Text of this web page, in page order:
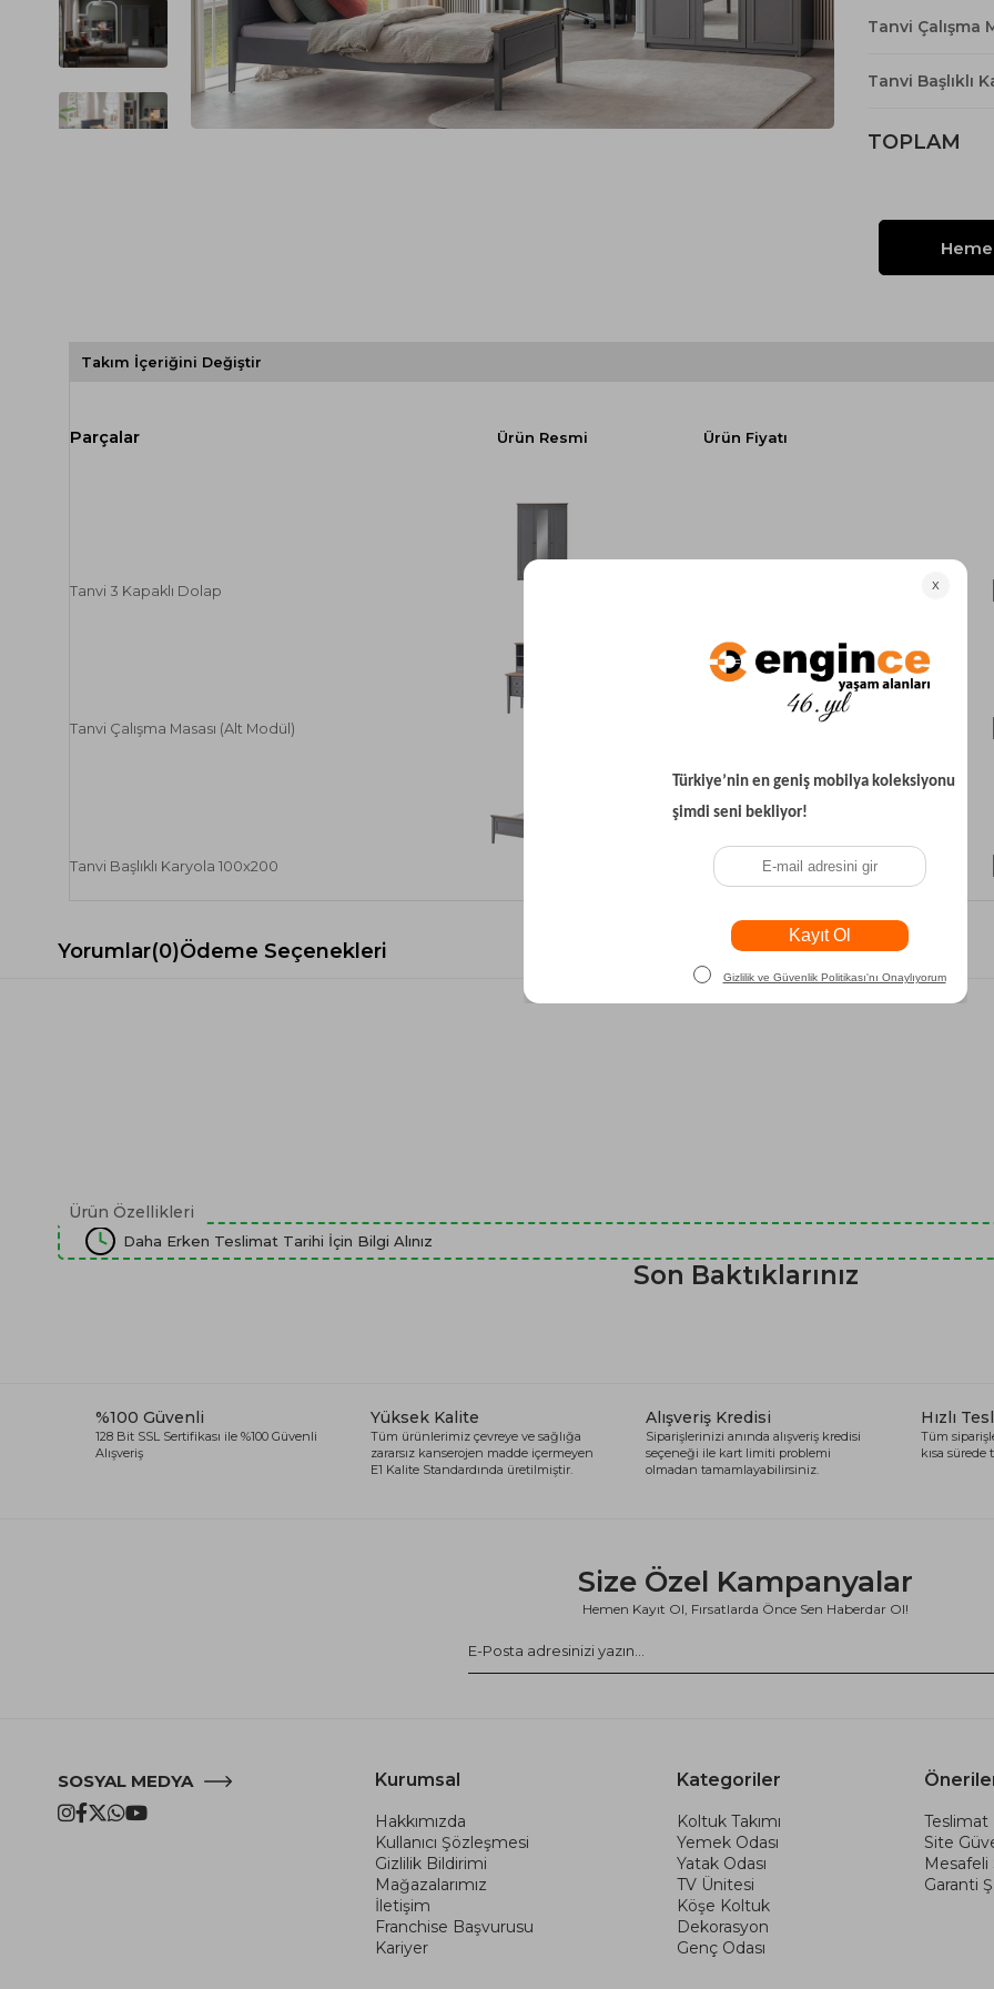
Spor Koltuk Takımı
Krem Koltuk Takımı
Gri Koltuk Takımı
Büro Koltuk Takımı
Gri TV Ünitesi
Beyaz TV Ünitesi
Siyah TV Ünitesi
Şömineli TV Ünitesi
Yataklı Koltuk
Köşe Koltuk
Tanvi Çalışma
Tanvi Başlıklı
TOPLAM
Takım İçeriğini Değiştir
Ürün Resmi Ürün Fiyatı
Tanvi 3 Kapaklı Dolap
Tanvi Çalışma Masası (Alt Modül)
Tanvi Başlıklı Karyola 100x200 ₺14.900
Yorumlar(0)Ödeme Seçenekleri
Ürün Özellikleri
Daha Erken Teslimat Tarihi İçin Bilgi Alınız
Son Baktıklarınız
%100 Güvenli
128 Bit SSL Sertifikası ile %100 Güvenli
Alışveriş
Yüksek Kalite
Tüm ürünlerimiz çevreye ve sağlığa
zararsız kanserojen madde içermeyen
E1 Kalite Standardında üretilmiştir.
Alışveriş Kredisi
Siparişlerinizi anında alışveriş kredisi
seçeneği ile kart limiti problemi
olmadan tamamlayabilirsiniz.
Hızlı
Tüm
kısa sürede
Size Özel Kampanyalar
Hemen Kayıt Ol, Fırsatlarda Önce Sen Haberdar Ol!
SOSYAL MEDYA Kurumsal
Hakkımızda
Kullanıcı Şözleşmesi
Gizlilik Bildirimi
Mağazalarımız
İletişim
Franchise Başvurusu
Kariyer
Kategoriler
Koltuk Takımı
Yemek Odası
Yatak Odası
TV Ünitesi
Köşe Koltuk
Dekorasyon
Genç Odası
Teslimat
Site
Mesafeli
Garanti